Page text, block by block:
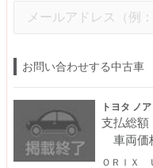
お問い合わせする中古車
トヨタ ノア
支払総額
車両価
ＯＲＩＸ